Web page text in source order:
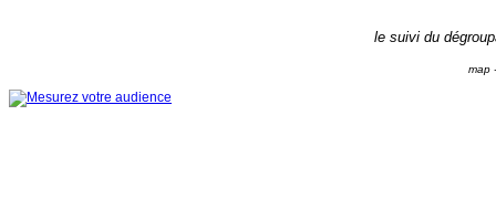
le suivi du
map